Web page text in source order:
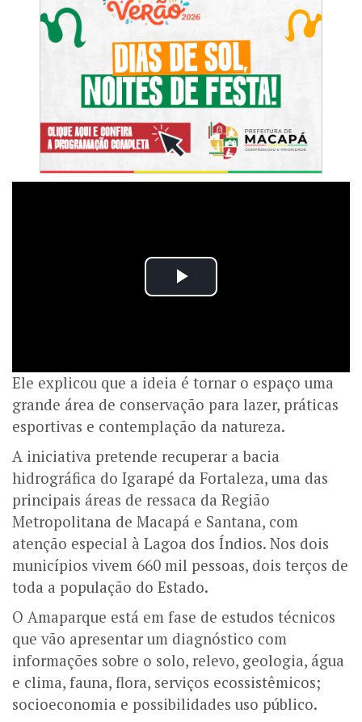
Ele explicou que a ideia é tornar o espaço uma
grande área de conservação para lazer, práticas
esportivas e contemplação da natureza.
A iniciativa pretende recuperar a bacia
hidrográfica do Igarapé da Fortaleza, uma das
principais áreas de ressaca da Região
Metropolitana de Macapá e Santana, com
atenção especial à Lagoa dos Índios. Nos dois
municípios vivem 660 mil pessoas, dois terços de
toda a população do Estado.
O Amaparque está em fase de estudos técnicos
que vão apresentar um diagnóstico com
informações sobre o solo, relevo, geologia, água
e clima, fauna, flora, serviços ecossistêmicos;
socioeconomia e possibilidades uso público.